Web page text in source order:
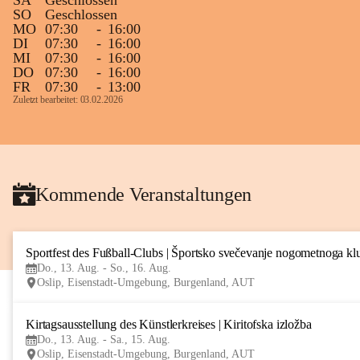
SO
Geschlossen
MO 07:30 - 16:00
DI
07:30 - 16:00
MI
07:30 - 16:00
DO
07:30 - 16:00
FR
07:30 - 13:00
Zuletzt bearbeitet: 03.02.2026
Kommende Veranstaltungen
Sportfest des Fußball-Clubs | Športsko svečevanje nogometnoga
Do., 13. Aug. - So., 16. Aug.
Oslip, Eisenstadt-Umgebung, Burgenland, AUT
Kirtagsausstellung des Künstlerkreises | Kiritofska izložba
Do., 13. Aug. - Sa., 15. Aug.
Oslip, Eisenstadt-Umgebung, Burgenland, AUT